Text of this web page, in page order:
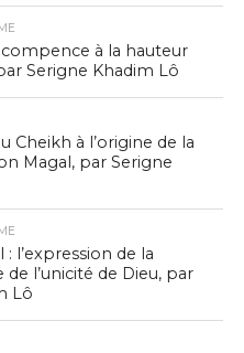
à la hauteur
Serigne Khadim Lô
Cheikh à l’origine de la
Magal, par Serigne
: l’expression de la
de l’unicité de Dieu, par
Lô